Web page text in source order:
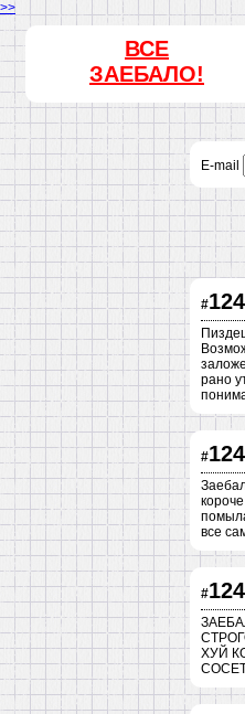
>>
ВСЕ
ЗАЕБАЛО!
E-mail
#
рано
#
все
#
ХУЙ